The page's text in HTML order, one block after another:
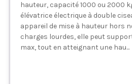
hauteur, capacité 1000 ou 2000
élévatrice électrique à double
appareil de mise à hauteur hors
charges lourdes, elle peut
max, tout en atteignant une hau...